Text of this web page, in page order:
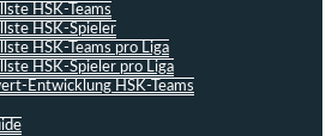
HSK-Teams
HSK-Spieler
HSK-Teams pro Liga
HSK-Spieler pro Liga
Entwicklung HSK-Teams